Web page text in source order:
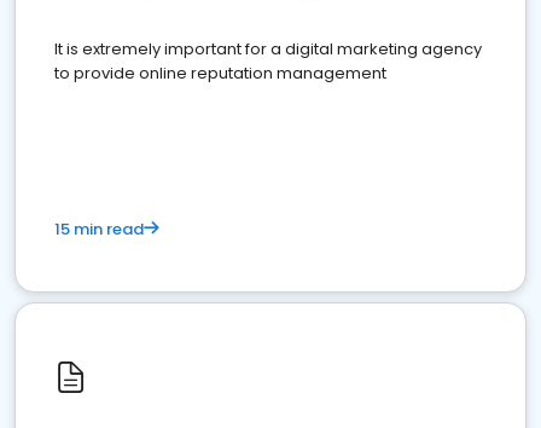
It is extremely important for a digital marketing agency
to provide online reputation management
15 min read